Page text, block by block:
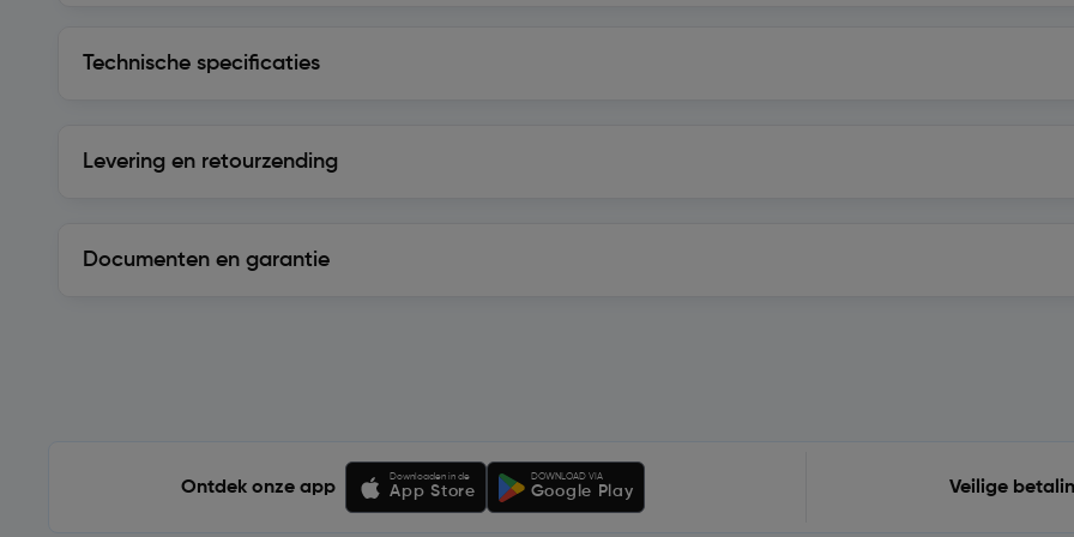
Technische specificaties
Levering en retourzending
Documenten en garantie
Ontdek onze app
Downloaden in de
App Store
DOWNLOAD VIA
Google Play Veilige